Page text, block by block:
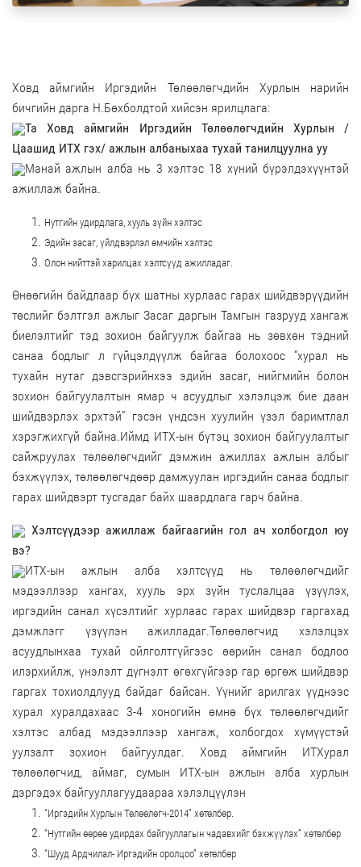
Ховд аймгийн Иргэдийн Төлөөлөгчдийн Хурлын нарийн
бичгийн дарга Н.Бөхболдтой хийсэн ярилцлага:
Та Ховд аймгийн Иргэдийн Төлөөлөгчдийн Хурлын /
Цаашид ИТХ гэх/ ажлын албаныхаа тухай танилцуулна уу
Манай ажлын алба нь 3 хэлтэс 18 хүний бүрэлдэхүүнтэй
ажиллаж байна.
Нутгийн удирдлага, хууль зүйн хэлтэс
Эдийн засаг, үйлдвэрлэл өмчийн хэлтэс
Олон нийттэй харилцах хэлтсүүд ажилладаг.
Өнөөгийн байдлаар бүх шатны хурлаас гарах шийдвэрүүдийн
төслийг бэлтгэл ажлыг Засаг даргын Тамгын газрууд хангаж
биелэлтийг тэд зохион байгуулж байгаа нь зөвхөн тэдний
санаа бодлыг л гүйцэлдүүлж байгаа болохоос “хурал нь
тухайн нутаг дэвсгэрийнхээ эдийн засаг, нийгмийн болон
зохион байгуулалтын ямар ч асуудлыг хэлэлцэж бие даан
шийдвэрлэх эрхтэй” гэсэн үндсэн хуулийн үзэл баримтлал
хэрэгжихгүй байна.Иймд ИТХ-ын бүтэц зохион байгуулалтыг
сайжруулах төлөөлөгчдийг дэмжин ажиллах ажлын албыг
бэхжүүлэх, төлөөлөгчдөөр дамжуулан иргэдийн санаа бодлыг
гарах шийдвэрт тусгадаг байх шаардлага гарч байна.
Хэлтсүүдээр ажиллаж байгаагийн гол ач холбогдол юу
вэ?
ИТХ-ын ажлын алба хэлтсүүд нь төлөөлөгчдийг
мэдээллээр хангах, хууль эрх зүйн туслалцаа үзүүлэх,
иргэдийн санал хүсэлтийг хурлаас гарах шийдвэр гаргахад
дэмжлэгг үзүүлэн ажилладаг.Төлөөлөгчид хэлэлцэх
асуудлынхаа тухай ойлголтгүйгээс өөрийн санал бодлоо
илэрхийлж, үнэлэлт дүгнэлт өгөхгүйгээр гар өргөж шийдвэр
гаргах тохиолдлууд байдаг байсан. Үүнийг арилгах үүднээс
хурал хуралдахаас 3-4 хоногийн өмнө бүх төлөөлөгчдийг
хэлтэс албад мэдээллээр хангаж, холбогдох хүмүүстэй
уулзалт зохион байгуулдаг. Ховд аймгийн ИТХурал
төлөөлөгчид, аймаг, сумын ИТХ-ын ажлын алба хурлын
дэргэдэх байгууллагуудаараа хэлэлцүүлэн
”Иргэдийн Хурлын Төлөөлөгч-2014” хөтөлбөр.
“Нутгийн өөрөө удирдах байгууллагын чадавхийг бэхжүүлэх” хөтөлбөр
“Шууд Ардчилал- Иргэдийн оролцоо” хөтөлбөр